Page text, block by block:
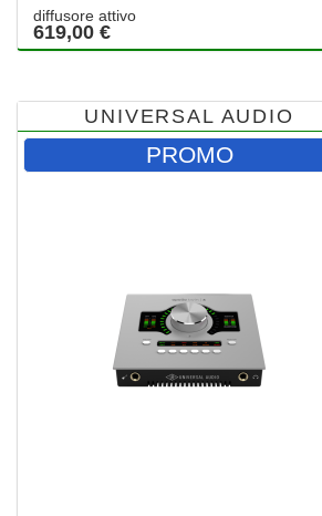
diffusore attivo
619,00 €
UNIVERSAL AUDIO
PROMO